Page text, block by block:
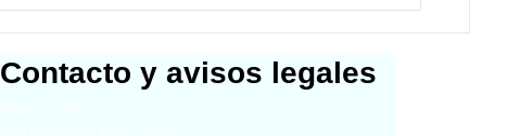
Contacto y avisos legales